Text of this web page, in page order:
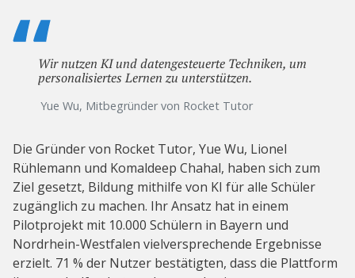
Wir nutzen KI und datengesteuerte Techniken, um
personalisiertes Lernen zu unterstützen.
Yue Wu, Mitbegründer von Rocket Tutor
Die Gründer von Rocket Tutor, Yue Wu, Lionel
Rühlemann und Komaldeep Chahal, haben sich zum
Ziel gesetzt, Bildung mithilfe von KI für alle Schüler
zugänglich zu machen. Ihr Ansatz hat in einem
Pilotprojekt mit 10.000 Schülern in Bayern und
Nordrhein-Westfalen vielversprechende Ergebnisse
erzielt. 71 % der Nutzer bestätigten, dass die Plattform